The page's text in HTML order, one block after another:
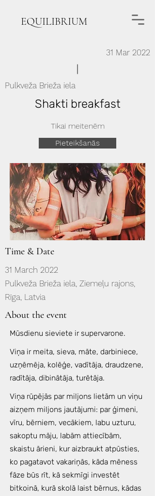
EQUILIBRIUM
31 Mar 2022
Pulkveža Brieža iela
Shakti breakfast
Tikai meitenēm
Pieteikšanās
Time & Date
31 March 2022
Pulkveža Brieža iela, Ziemeļu rajons,
Rīga, Latvia
About the event
Mūsdienu sieviete ir supervarone.
Viņa ir meita, sieva, māte, darbiniece,
uzņēmēja, kolēģe, vadītāja, draudzene,
radītāja, dibinātāja, turētāja.
Viņa rūpējās par miljons lietām un viņu
aizņem miljons jautājumi: par ģimeni,
vīru, bērniem, vecākiem, labu uzturu,
sakoptu māju, labām attiecībām,
skaistu ārieni, kur aizbraukt atpūsties,
ko pagatavot vakariņās, kāda mēness
fāze būs rīt, kā sekmīgi investēt
bitkoinā, kurā skolā laist bērnus, kādas